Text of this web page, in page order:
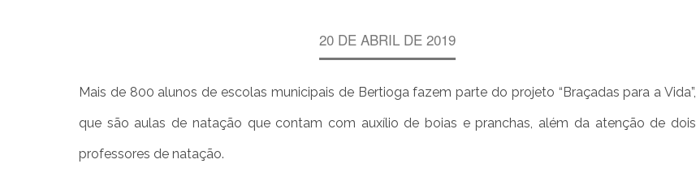
20 DE ABRIL DE 2019
Mais de 800 alunos de escolas municipais de Bertioga fazem parte do projeto “Braçadas para a Vida”,
que são aulas de natação que contam com auxílio de boias e pranchas, além da atenção de dois
professores de natação.